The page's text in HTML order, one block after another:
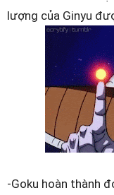
lượng của Ginyu
-Goku hoàn thành